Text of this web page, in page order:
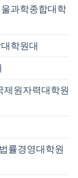
울과학종합대학
대학원대
제원자력대학원
률경영대학원